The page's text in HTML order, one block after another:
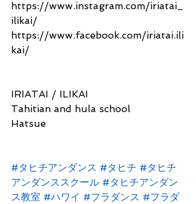
https://www.instagram.com/iriatai_
ilikai/
https://www.facebook.com/iriatai.ili
kai/
IRIATAI / ILIKAI
Tahitian and hula school
Hatsue
#タヒチアンダンス #タヒチ #タヒチ
アンダンススクール #タヒチアンダン
ス教室 #ハワイ #フラダンス #フラダ